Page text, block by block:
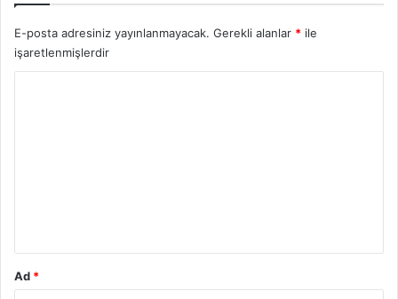
E-posta adresiniz yayınlanmayacak. Gerekli alanlar * ile
işaretlenmişlerdir
Ad *